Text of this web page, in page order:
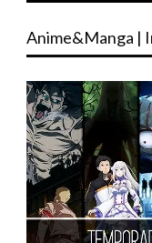
Anime&Manga |